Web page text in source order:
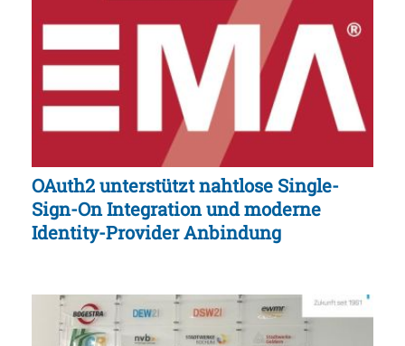
OAuth2 unterstützt nahtlose Single-
Sign-On Integration und moderne
Identity-Provider Anbindung